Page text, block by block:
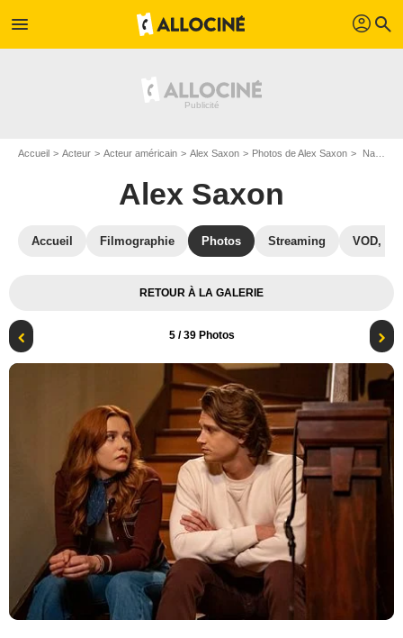
menu profil search
Accueil Acteur Acteur américain Alex Saxon Photos de Alex Saxon Nancy Drew : Photo Kennedy McMann, Alex Saxon
Alex Saxon
Accueil Filmographie Photos Streaming VOD,
RETOUR À LA GALERIE
5/ 39 Photos